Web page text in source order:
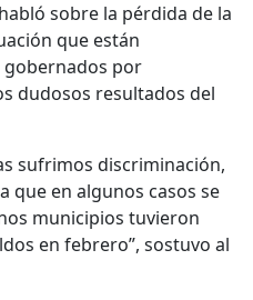
sobre la pérdida de la
que están
por
dudosos resultados del
sufrimos discriminación,
que en algunos casos se
municipios tuvieron
en febrero”, sostuvo al